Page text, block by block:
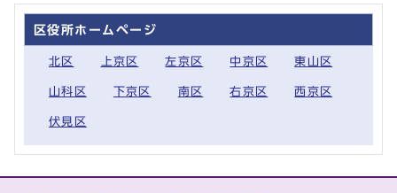
区役所ホームページ
北区 上京区 左京区 中京区 東山区
山科区 下京区 南区 右京区 西京区
伏見区